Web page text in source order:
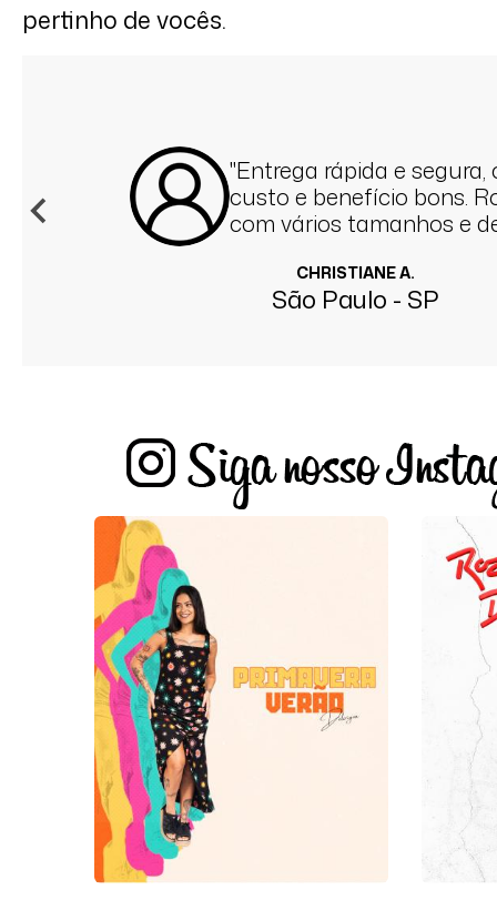
pertinho de vocês.
"Entrega rápida e segura,
custo e benefício bons.
com vários tamanhos e
CHRISTIANE A.
São Paulo - SP